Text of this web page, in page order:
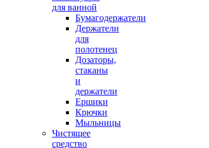
для ванной
Бумагодержатели
Держатели
для
полотенец
Дозаторы,
стаканы
и
держатели
Ершики
Крючки
Мыльницы
Чистящее
средство